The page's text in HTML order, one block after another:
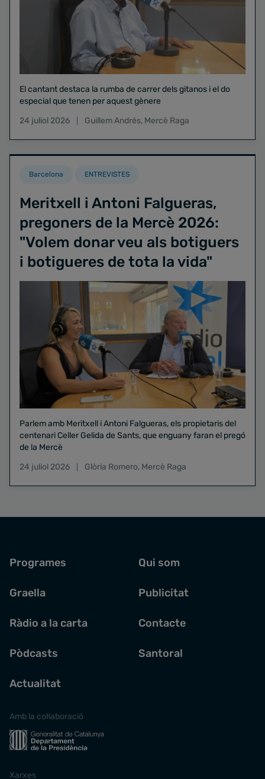
El cantant destaca la rumba de carrer dels gitanos i el do
especial que tenen per aquest gènere
24 juliol 2026
Guillem Andrés, Mercè Raga
Barcelona ENTREVISTES
Meritxell i Antoni Falgueras,
pregoners de la Mercè 2026:
"Volem donar veu als botiguers
i botigueres de tota la vida"
Parlem amb Meritxell i Antoni Falgueras, els propietaris del
centenari Celler Gelida de Sants, que enguany faran el pregó
de la Mercè
24 juliol 2026
Glòria Romero, Mercè Raga
Programes
Graella
Ràdio a la carta
Pòdcasts
Actualitat
Qui som
Publicitat
Contacte
Santoral
Amb la col·laboració
Xarxes